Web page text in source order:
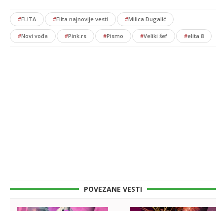
#ELITA #Elita najnovije vesti #Milica Dugalić
#Novi vođa #Pink.rs #Pismo #Veliki šef #elita 8
POVEZANE VESTI